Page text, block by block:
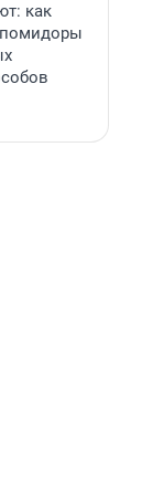
как